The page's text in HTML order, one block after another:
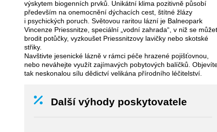
výskytem biogenních prvků. Unikátní klima pozitivně působí
především na onemocnění dýchacích cest, štítné žlázy
i psychických poruch. Světovou raritou lázní je Balneopark
Vincenze Priessnitze, speciální „vodní zahrada“, v niž se
brodit potůčky, vyzkoušet Priessnitzovy lavičky nebo skotské
střiky.
Navštivte jesenické lázně v rámci péče hrazené pojišťovnou,
nebo neváhejte využít zajímavých pobytových balíčků.
tak neskonalou sílu dědictví velikána přírodního léčitelství.
Další výhody poskytovatele